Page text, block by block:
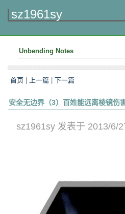
sz1961sy
Unbending Notes
首页 上一篇 下一篇
安全无边界（3）百姓能远离棱镜伤
sz1961sy 发表于 2013/6/